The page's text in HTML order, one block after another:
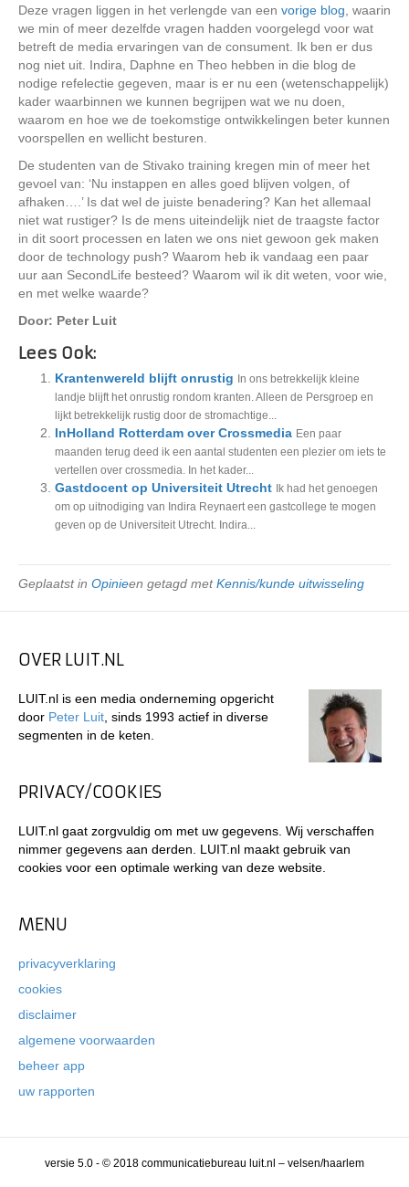
Deze vragen liggen in het verlengde van een vorige blog , waarin
we min of meer dezelfde vragen hadden voorgelegd voor wat
betreft de media ervaringen van de consument. Ik ben er dus
nog niet uit. Indira, Daphne en Theo hebben in die blog de
nodige refelectie gegeven, maar is er nu een (wetenschappelijk)
kader waarbinnen we kunnen begrijpen wat we nu doen,
waarom en hoe we de toekomstige ontwikkelingen beter kunnen
voorspellen en wellicht besturen.
De studenten van de Stivako training kregen min of meer het
gevoel van: ‘Nu instappen en alles goed blijven volgen, of
afhaken….’ Is dat wel de juiste benadering? Kan het allemaal
niet wat rustiger? Is de mens uiteindelijk niet de traagste factor
in dit soort processen en laten we ons niet gewoon gek maken
door de technology push? Waarom heb ik vandaag een paar
uur aan SecondLife besteed? Waarom wil ik dit weten, voor wie,
en met welke waarde?
Door: Peter Luit
Lees Ook:
Krantenwereld blijft onrustig In ons betrekkelijk kleine
landje blijft het onrustig rondom kranten. Alleen de Persgroep en
lijkt betrekkelijk rustig door de stromachtige...
InHolland Rotterdam over Crossmedia Een paar
maanden terug deed ik een aantal studenten een plezier om iets te
vertellen over crossmedia. In het kader...
Gastdocent op Universiteit Utrecht
Ik had het genoegen
om op uitnodiging van Indira Reynaert een gastcollege te mogen
geven op de Universiteit Utrecht. Indira...
Geplaatst in Opinieen getagd metKennis/kunde uitwisseling
OVER LUIT.NL
LUIT.nl is een media onderneming opgericht
door Peter Luit , sinds 1993 actief in diverse
segmenten in de keten.
PRIVACY/COOKIES
LUIT.nl gaat zorgvuldig om met uw gegevens. Wij verschaffen
nimmer gegevens aan derden. LUIT.nl maakt gebruik van
cookies voor een optimale werking van deze website.
MENU
privacyverklaring
cookies
disclaimer
algemene voorwaarden
beheer app
uw rapporten
versie 5.0 - © 2018 communicatiebureau luit.nl – velsen/haarlem